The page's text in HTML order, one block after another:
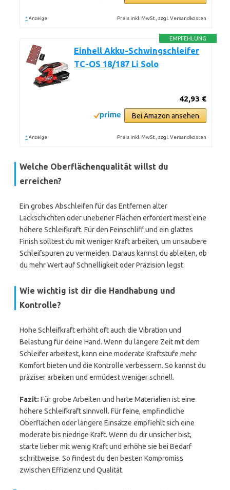
* Anzeige Preis inkl. MwSt., zzgl. Versandkosten
EMPFEHLUNG
Einhell Akku-Schwingschleifer
TC-OS 18/187 Li Solo
42,93 €
Bei Amazon ansehen
* Anzeige Preis inkl. MwSt., zzgl. Versandkosten
Welche Oberflächenqualität willst du
erreichen?
Ein grobes Abschleifen für das Entfernen alter
Lackschichten oder unebener Flächen erfordert meist eine
höhere Schleifkraft. Für den Feinschliff und ein glattes
Finish solltest du mit weniger Kraft arbeiten, um unsaubere
Schleifspuren zu vermeiden. Daraus kannst du ableiten, ob
du mehr Wert auf Schnelligkeit oder Präzision legst.
Wie wichtig ist dir die Handhabung und
Kontrolle?
Hohe Schleifkraft erhöht oft auch die Vibration und
Belastung für deine Hand. Wenn du längere Zeit mit dem
Schleifer arbeitest, kann eine moderate Kraftstufe mehr
Komfort bieten und die Kontrolle verbessern. So kannst du
präziser arbeiten und ermüdest weniger schnell.
Fazit: Für grobe Arbeiten und harte Materialien ist eine
höhere Schleifkraft sinnvoll. Für feine, empfindliche
Oberflächen oder längere Einsätze empfiehlt sich eine
moderate bis niedrige Kraft. Wenn du dir unsicher bist,
starte lieber mit wenig Kraft und erhöhe sie bei Bedarf
schrittweise. So findest du den besten Kompromiss
zwischen Effizienz und Qualität.